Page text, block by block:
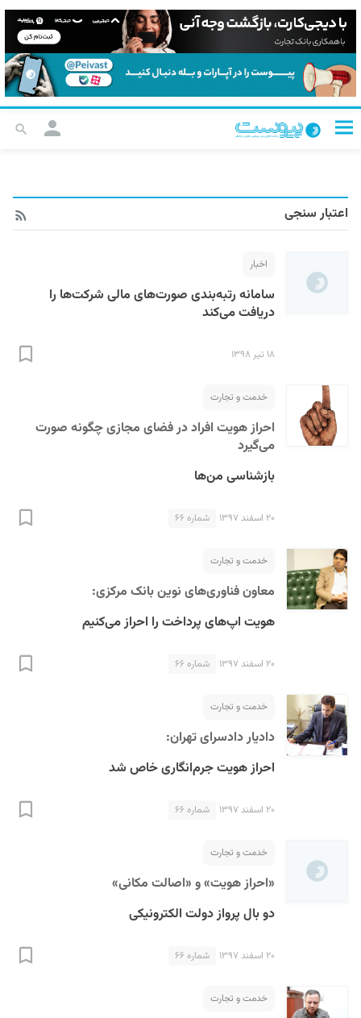
اعتبار سنجی
اخبار
سامانه رتبه‌بندی صورت‌های مالی شرکت‌ها را
دریافت می‌کند
۱۸ تیر ۱۳۹۸
خدمت و تجارت
احراز هویت افراد در فضای مجازی چگونه صورت
می‌گیرد
بازشناسی من‌ها
۲۰ اسفند ۱۳۹۷ شماره ۶۶
خدمت و تجارت
معاون فناوری‌های نوین بانک مرکزی:
هویت اپ‌های پرداخت را احراز می‌کنیم
۲۰ اسفند ۱۳۹۷ شماره ۶۶
خدمت و تجارت
دادیار دادسرای تهران:
احراز هویت جرم‌انگاری خاص شد
۲۰ اسفند ۱۳۹۷ شماره ۶۶
خدمت و تجارت
«احراز هویت» و «اصالت مکانی»
دو بال پرواز دولت الکترونیکی
۲۰ اسفند ۱۳۹۷ شماره ۶۶
خدمت و تجارت